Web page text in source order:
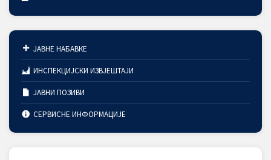
ЈАВНЕ НАБАВКЕ
ИНСПЕКЦИЈСКИ ИЗВЈЕШТАЈИ
ЈАВНИ ПОЗИВИ
СЕРВИСНЕ ИНФОРМАЦИЈЕ